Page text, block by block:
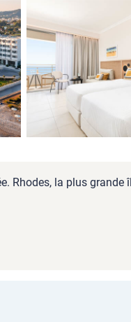
Rhodes, la plus